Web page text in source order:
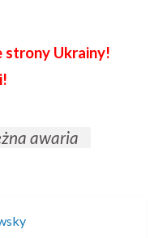
strony Ukrainy!
awaria